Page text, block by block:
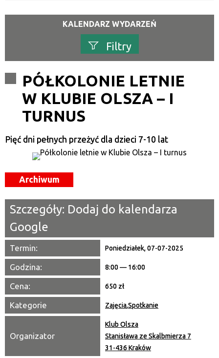
KALENDARZ WYDARZEŃ
Filtry
Kategoria
Trwające w zakresie
—
Miejsce
Promowane
PÓŁKOLONIE LETNIE
W KLUBIE OLSZA – I
TURNUS
Pięć dni pełnych przeżyć dla dzieci 7-10 lat
Archiwum
Szczegóły: Dodaj do kalendarza
Google
Termin: Poniedziałek, 07-07-2025
Godzina: 8:00 — 16:00
Cena: 650 zł
Kategorie Zajęcia,Spotkanie
Organizator
Klub Olsza
Stanisława ze Skalbmierza 7
31-436 Kraków